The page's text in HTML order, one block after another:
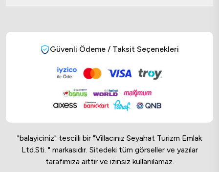
Güvenli Ödeme / Taksit Seçenekleri
"balayiciniz" tescilli bir "Villacınız Seyahat Turizm Emlak
Ltd.Sti. " markasıdır. Sitedeki tüm görseller ve yazılar
tarafımıza aittir ve izinsiz kullanılamaz.